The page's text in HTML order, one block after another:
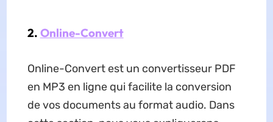
2. Online-Convert
Online-Convert est un convertisseur PDF
en MP3 en ligne qui facilite la conversion
de vos documents au format audio. Dans